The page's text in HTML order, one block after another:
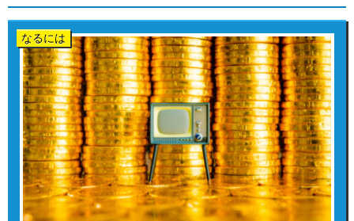
なるには